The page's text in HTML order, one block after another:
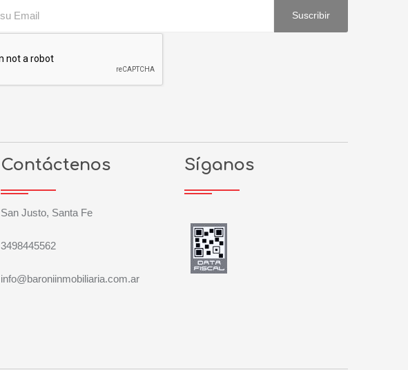
Suscribir
Contáctenos
San Justo, Santa Fe
3498445562
info@baroniinmobiliaria.com.ar
Síganos